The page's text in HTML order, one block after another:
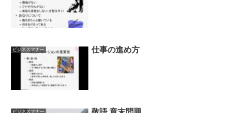
ビジネスマナー 仕事の進め方
ビジネスマナー